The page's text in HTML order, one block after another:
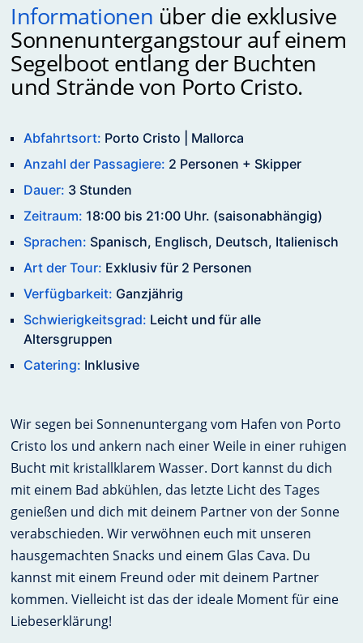
Informationen über die exklusive
Sonnenuntergangstour auf einem
Segelboot entlang der Buchten
und Strände von Porto Cristo.
Abfahrtsort: Porto Cristo | Mallorca
Anzahl der Passagiere: 2 Personen + Skipper
Dauer: 3 Stunden
Zeitraum: 18:00 bis 21:00 Uhr. (saisonabhängig)
Sprachen: Spanisch, Englisch, Deutsch, Italienisch
Art der Tour: Exklusiv für 2 Personen
Verfügbarkeit: Ganzjährig
Schwierigkeitsgrad: Leicht und für alle
Altersgruppen
Catering: Inklusive
Wir segen bei Sonnenuntergang vom Hafen von Porto
Cristo los und ankern nach einer Weile in einer ruhigen
Bucht mit kristallklarem Wasser. Dort kannst du dich
mit einem Bad abkühlen, das letzte Licht des Tages
genießen und dich mit deinem Partner von der Sonne
verabschieden. Wir verwöhnen euch mit unseren
hausgemachten Snacks und einem Glas Cava. Du
kannst mit einem Freund oder mit deinem Partner
kommen. Vielleicht ist das der ideale Moment für eine
Liebeserklärung!